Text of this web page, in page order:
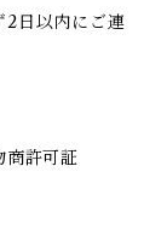
2日以内にご連
許可証